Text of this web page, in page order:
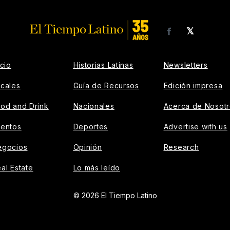
𝕏
Facebook
and Drink
Estate
Historias Latinas
Guía de Recursos
Nacionales
Deportes
Opinión
Lo más leído
Newsletters
Edición impresa
Acerca de
Advertise with us
Research
© 2026 El Tiempo Latino